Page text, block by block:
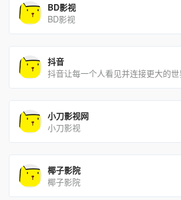
BD影视
BD影视
抖音
小刀影视网
小刀影视
椰子影院
椰子影院